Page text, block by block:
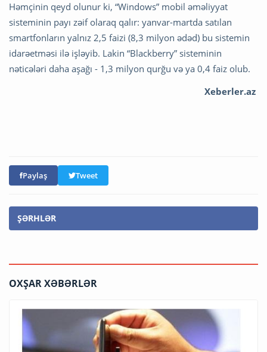
Həmçinin qeyd olunur ki, “Windows” mobil əməliyyat
sisteminin payı zəif olaraq qalır: yanvar-martda satılan
smartfonların yalnız 2,5 faizi (8,3 milyon ədəd) bu sistemin
idarəetməsi ilə işləyib. Lakin “Blackberry” sisteminin
nəticələri daha aşağı - 1,3 milyon qurğu və ya 0,4 faiz olub.
Xeberler.az
Paylaş Tweet
ŞƏRHLƏR
OXŞAR XƏBƏRLƏR